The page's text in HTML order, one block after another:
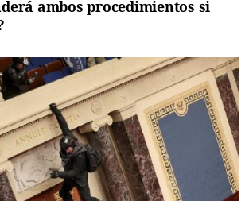
ambos procedimientos si